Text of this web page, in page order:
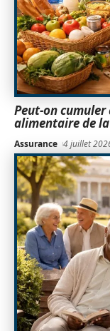
Peut-on cumuler
alimentaire de la
Assurance 4 juillet